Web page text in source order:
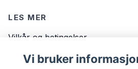
LES MER
Vilkår og betingelser
KontaktVi bruker